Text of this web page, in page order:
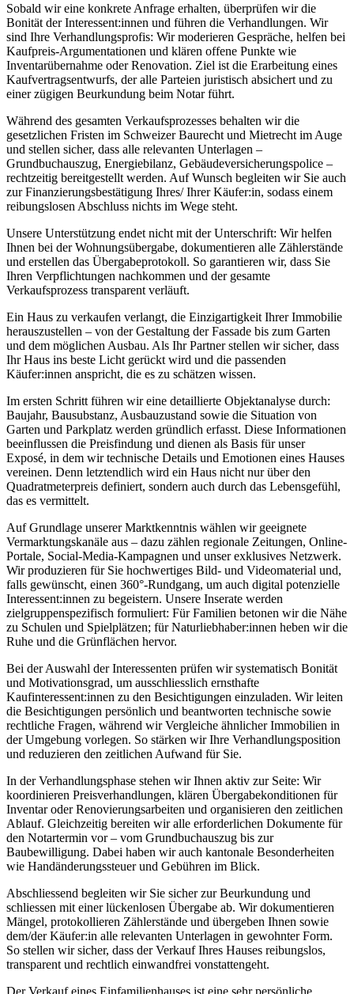
Sobald wir eine konkrete Anfrage erhalten, überprüfen wir die
Bonität der Interessent:innen und führen die Verhandlungen. Wir
sind Ihre Verhandlungsprofis: Wir moderieren Gespräche, helfen bei
Kaufpreis-Argumentationen und klären offene Punkte wie
Inventarübernahme oder Renovation. Ziel ist die Erarbeitung eines
Kaufvertragsentwurfs, der alle Parteien juristisch absichert und zu
einer zügigen Beurkundung beim Notar führt.
Während des gesamten Verkaufsprozesses behalten wir die
gesetzlichen Fristen im Schweizer Baurecht und Mietrecht im Auge
und stellen sicher, dass alle relevanten Unterlagen –
Grundbuchauszug, Energiebilanz, Gebäudeversicherungspolice –
rechtzeitig bereitgestellt werden. Auf Wunsch begleiten wir Sie auch
zur Finanzierungsbestätigung Ihres/ Ihrer Käufer:in, sodass einem
reibungslosen Abschluss nichts im Wege steht.
Unsere Unterstützung endet nicht mit der Unterschrift: Wir helfen
Ihnen bei der Wohnungsübergabe, dokumentieren alle Zählerstände
und erstellen das Übergabeprotokoll. So garantieren wir, dass Sie
Ihren Verpflichtungen nachkommen und der gesamte
Verkaufsprozess transparent verläuft.
Ein Haus zu verkaufen verlangt, die Einzigartigkeit Ihrer Immobilie
herauszustellen – von der Gestaltung der Fassade bis zum Garten
und dem möglichen Ausbau. Als Ihr Partner stellen wir sicher, dass
Ihr Haus ins beste Licht gerückt wird und die passenden
Käufer:innen anspricht, die es zu schätzen wissen.
Im ersten Schritt führen wir eine detaillierte Objektanalyse durch:
Baujahr, Bausubstanz, Ausbauzustand sowie die Situation von
Garten und Parkplatz werden gründlich erfasst. Diese Informationen
beeinflussen die Preisfindung und dienen als Basis für unser
Exposé, in dem wir technische Details und Emotionen eines Hauses
vereinen. Denn letztendlich wird ein Haus nicht nur über den
Quadratmeterpreis definiert, sondern auch durch das Lebensgefühl,
das es vermittelt.
Auf Grundlage unserer Marktkenntnis wählen wir geeignete
Vermarktungskanäle aus – dazu zählen regionale Zeitungen, Online-
Portale, Social-Media-Kampagnen und unser exklusives Netzwerk.
Wir produzieren für Sie hochwertiges Bild- und Videomaterial und,
falls gewünscht, einen 360°-Rundgang, um auch digital potenzielle
Interessent:innen zu begeistern. Unsere Inserate werden
zielgruppenspezifisch formuliert: Für Familien betonen wir die Nähe
zu Schulen und Spielplätzen; für Naturliebhaber:innen heben wir die
Ruhe und die Grünflächen hervor.
Bei der Auswahl der Interessenten prüfen wir systematisch Bonität
und Motivationsgrad, um ausschliesslich ernsthafte
Kaufinteressent:innen zu den Besichtigungen einzuladen. Wir leiten
die Besichtigungen persönlich und beantworten technische sowie
rechtliche Fragen, während wir Vergleiche ähnlicher Immobilien in
der Umgebung vorlegen. So stärken wir Ihre Verhandlungsposition
und reduzieren den zeitlichen Aufwand für Sie.
In der Verhandlungsphase stehen wir Ihnen aktiv zur Seite: Wir
koordinieren Preisverhandlungen, klären Übergabekonditionen für
Inventar oder Renovierungsarbeiten und organisieren den zeitlichen
Ablauf. Gleichzeitig bereiten wir alle erforderlichen Dokumente für
den Notartermin vor – vom Grundbuchauszug bis zur
Baubewilligung. Dabei haben wir auch kantonale Besonderheiten
wie Handänderungssteuer und Gebühren im Blick.
Abschliessend begleiten wir Sie sicher zur Beurkundung und
schliessen mit einer lückenlosen Übergabe ab. Wir dokumentieren
Mängel, protokollieren Zählerstände und übergeben Ihnen sowie
dem/der Käufer:in alle relevanten Unterlagen in gewohnter Form.
So stellen wir sicher, dass der Verkauf Ihres Hauses reibungslos,
transparent und rechtlich einwandfrei vonstattengeht.
Der Verkauf eines Einfamilienhauses ist eine sehr persönliche